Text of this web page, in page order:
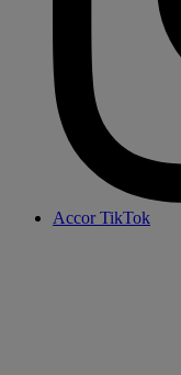
Accor TikTok